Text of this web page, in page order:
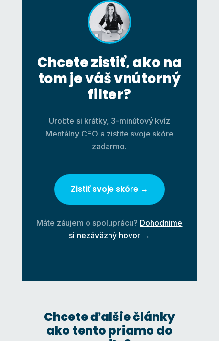
Chcete zistiť, ako na
tom je váš vnútorný
filter?
Urobte si krátky, 3-minútový kvíz
Mentálny CEO a zistite svoje skóre
zadarmo.
Zistiť svoje skóre →
Máte záujem o spoluprácu? Dohodnime
si nezáväzný hovor →
Chcete ďalšie články
ako tento priamo do